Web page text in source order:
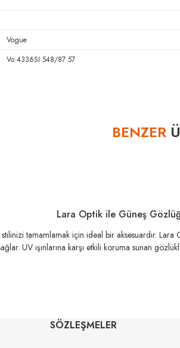
Vogue
Vo 4336SI 548/87 57
BENZER
Lara Optik ile Güneş
stilinizi tamamlamak için ideal bir aksesuardır. Lara
UV ışınlarına karşı etkili koruma sunan
SÖZLEŞMELER